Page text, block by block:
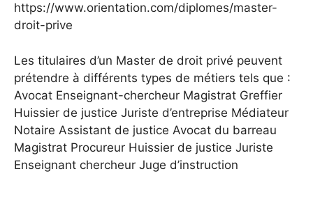
https://www.orientation.com/diplomes/master-
droit-prive
Les titulaires d’un Master de droit privé peuvent
prétendre à différents types de métiers tels que :
Avocat Enseignant-chercheur Magistrat Greffier
Huissier de justice Juriste d’entreprise Médiateur
Notaire Assistant de justice Avocat du barreau
Magistrat Procureur Huissier de justice Juriste
Enseignant chercheur Juge d’instruction